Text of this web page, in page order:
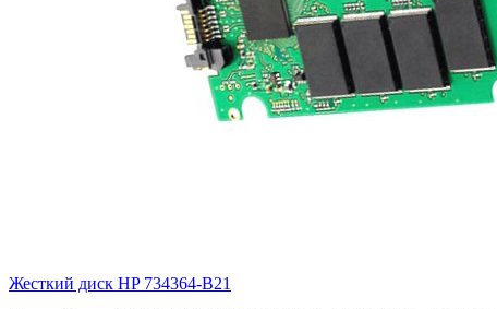
Жесткий диск HP 734364-B21